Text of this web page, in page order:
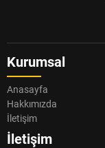
Kurumsal
Anasayfa
Hakkımızda
İletişim
İletişim